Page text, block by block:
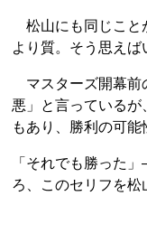
松山にも同じこと
より質。そう思えば
マスターズ開幕前
悪」と言っている
もあり、勝利の可能
「それでも勝った
ろ、このセリフを松